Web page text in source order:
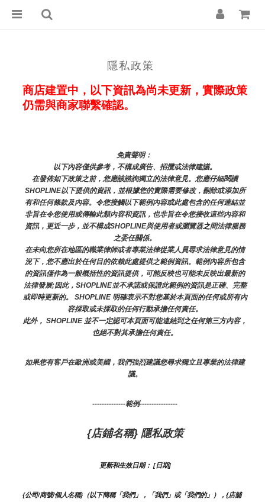
隱私政策
商店建置中，以下資訊為尚未更新，實際政策
仍需與商家聯繫確認。
免責聲明：
以下內容僅供參考，不構成廣告、招攬或法律建議。
在發佈如下政策之前，您應該諮詢獨立的法律意見。您應仔細閱讀
SHOPLINE以下提供的資訊，並根據您的實際需要修改，刪除或添加所
有和任何條款及內容。令您接觸以下範例內容或此處包含的任何連結並
非旨在令您使用或傳輸此類內容和資訊，也非旨在令您接收這些內容和
資訊，更近一步，並不構成SHOPLINE與使用者或瀏覽器之間法律服務
之委任關係。
在未向您所在地區的職業律師或者專業法律從業人員尋求法律意見的情
況下，您不應出於任何目的依賴此處提供之範例資訊。範例內容所包含
的資訊僅作為一般概括性的資訊提供，可能反映也可能未反映出最新的
法律發展;因此，SHOPLINE並不承諾或保證此範例的資訊是正確、完整
或即時更新的。 SHOPLINE 明確表示不對您基於本頁面的任何或所有內
容採取或未採取的任何行動承擔任何責任。
此外， SHOPLINE 並不一定認可本頁面可能連結到之任何第三方內容，
也絕不對其承擔任何責任。
如果您有客戶在歐洲或美國，我們強烈建議您尋求獨立且專業的法律建
議。
--------------範例----------------
{店鋪名稱} 隱私政策
更新和生效日期： [日期]
{公司/商號/個人名稱}（以下簡稱「我們」，「我們」或「我們的」），{店舖